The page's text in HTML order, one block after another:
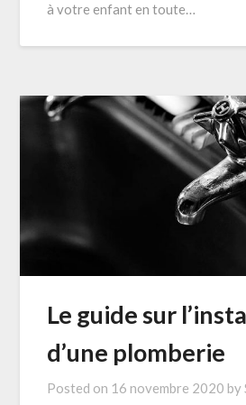
à votre enfant en toute…
Le guide sur
d’une plomberie
Posted on 16 novembre 2020 by